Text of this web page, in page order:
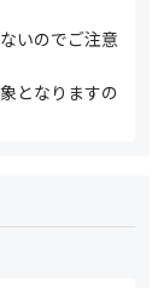
いのでご注意
となりますの